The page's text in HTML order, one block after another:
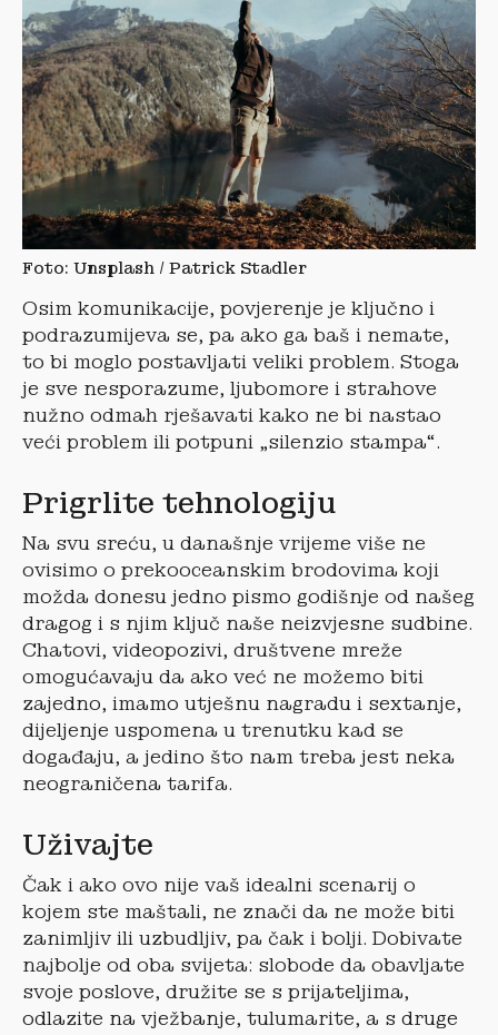
Foto: Unsplash / Patrick Stadler
Osim komunikacije, povjerenje je ključno i
podrazumijeva se, pa ako ga baš i nemate,
to bi moglo postavljati veliki problem. Stoga
je sve nesporazume, ljubomore i strahove
nužno odmah rješavati kako ne bi nastao
veći problem ili potpuni „silenzio stampa“.
Prigrlite tehnologiju
Na svu sreću, u današnje vrijeme više ne
ovisimo o prekooceanskim brodovima koji
možda donesu jedno pismo godišnje od našeg
dragog i s njim ključ naše neizvjesne sudbine.
Chatovi, videopozivi, društvene mreže
omogućavaju da ako već ne možemo biti
zajedno, imamo utješnu nagradu i sextanje,
dijeljenje uspomena u trenutku kad se
događaju, a jedino što nam treba jest neka
neograničena tarifa.
Uživajte
Čak i ako ovo nije vaš idealni scenarij o
kojem ste maštali, ne znači da ne može biti
zanimljiv ili uzbudljiv, pa čak i bolji. Dobivate
najbolje od oba svijeta: slobode da obavljate
svoje poslove, družite se s prijateljima,
odlazite na vježbanje, tulumarite, a s druge